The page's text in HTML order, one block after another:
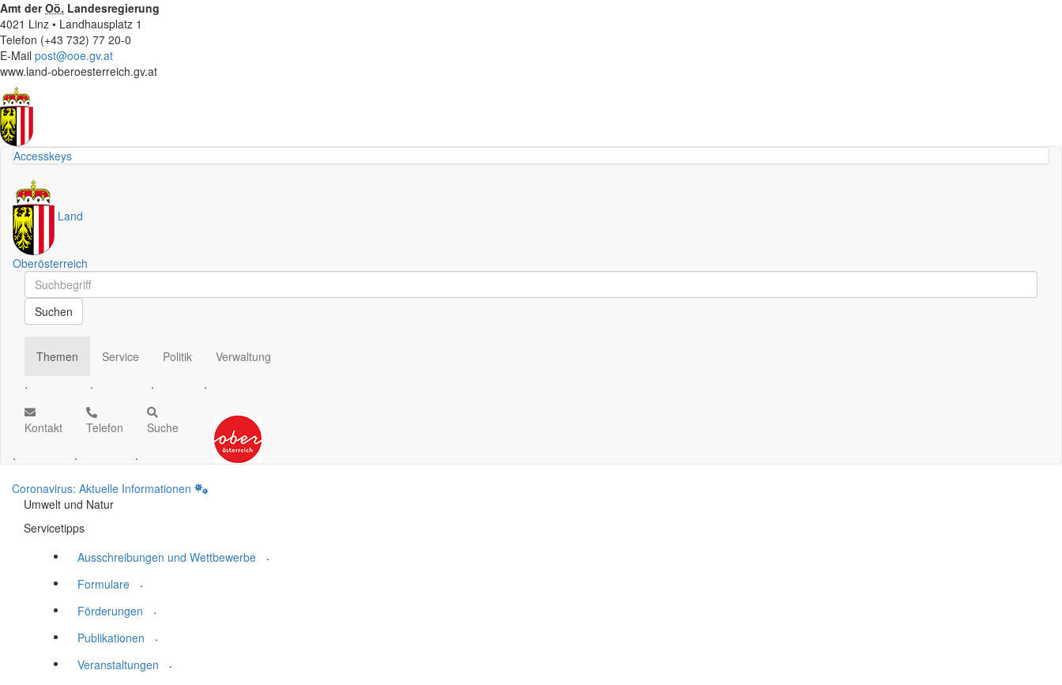
Amt derOö. Landesregierung
4021 Linz • Landhausplatz 1
Telefon (+43 732) 77 20-0
E-Mail post@ooe.gv.at
www.land-oberoesterreich.gv.at
Accesskeys
Land
Oberösterreich
Schnellsuche
Schnellsuche
Suchen
Themen
.
Service
.
Politik
.
Verwaltung
.
Kontakt
.
Telefon
.
Suche
.
Coronavirus: Aktuelle Informationen
Umwelt und Natur
Servicetipps
Ausschreibungen und Wettbewerbe
.
Formulare
.
Förderungen
.
Publikationen
.
Veranstaltungen
.